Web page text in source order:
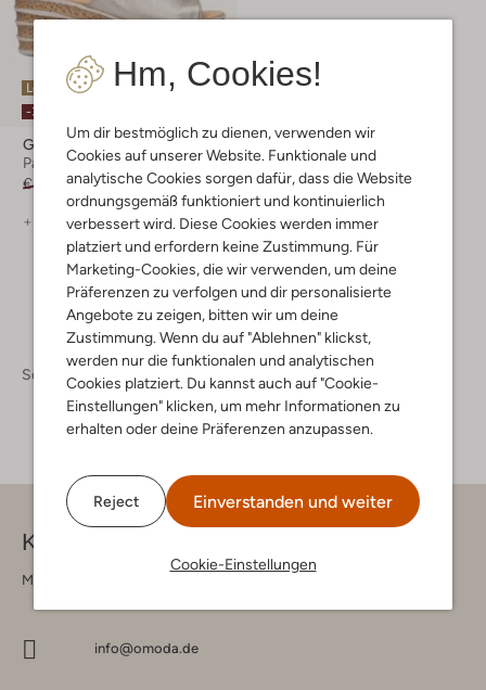
Hm, Cookies!
Um dir bestmöglich zu dienen, verwenden wir
Cookies auf unserer Website. Funktionale und
analytische Cookies sorgen dafür, dass die Website
ordnungsgemäß funktioniert und kontinuierlich
verbessert wird. Diese Cookies werden immer
platziert und erfordern keine Zustimmung. Für
Marketing-Cookies, die wir verwenden, um deine
Präferenzen zu verfolgen und dir personalisierte
Angebote zu zeigen, bitten wir um deine
Zustimmung. Wenn du auf "Ablehnen" klickst,
werden nur die funktionalen und analytischen
Cookies platziert. Du kannst auch auf "Cookie-
Einstellungen" klicken, um mehr Informationen zu
erhalten oder deine Präferenzen anzupassen.
Reject Einverstanden und weiter
Cookie-Einstellungen
Letzter Artikel
-30%
Gabor
Pantoletten
€ 99,95 € 69,99
+ mehr farben
Schuhe Pantoletten Pantoletten Damen
Kontakt
Montag - Freitag 09:00 - 17:00 uur
info@omoda.de